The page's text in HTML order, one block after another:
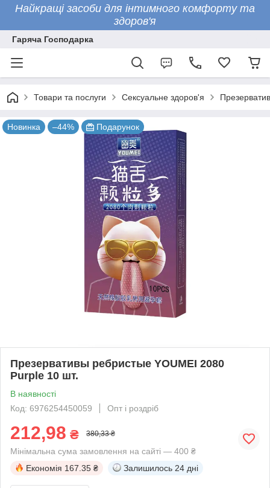
Найкращі засоби для інтимного комфорту та
здоров'я
Гаряча Господарка
Товари та послуги Сексуальне здоров'я
Новинка –44% Подарунок
Презервативы ребристые YOUMEI 2080
Purple 10 шт.
В наявності
Код: 6976254450059
Опт і роздріб
212,98 ₴ 380,33 ₴
Мінімальна сума замовлення на сайті — 400 ₴
Економія 167.35 ₴ Залишилось 24 дні